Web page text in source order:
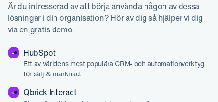
Är du intresserad av att börja använda någon av dessa
lösningar i din organisation? Hör av dig så hjälper vi dig
via en gratis demo.
HubSpot
Ett av världens mest populära CRM- och automationverktyg
för sälj & marknad.
Qbrick Interact